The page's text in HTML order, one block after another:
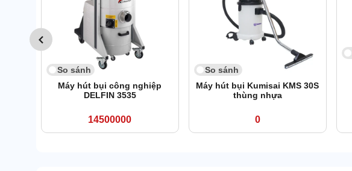
So sánh
Máy hút bụi công nghiệp
DELFIN 3535
14500000
So sánh
Máy hút bụi Kumisai KMS 30S
thùng nhựa
0